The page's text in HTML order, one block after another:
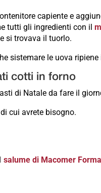
capiente e
tutti gli ingredienti con il
si trovava il tuorlo.
sistemare le uova
cotti in forno
di Natale da fare il
cui avrete bisogno.
salume di Macomer Forma